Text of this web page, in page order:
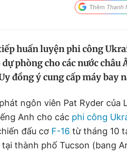
huấn luyện phi công
phòng cho các nước châu
đồng ý cung cấp máy bay
ngôn viên Pat Ryder của
Anh cho các phi công
đấu cơ F-16 từ tháng 10
thành phố Tucson (bang